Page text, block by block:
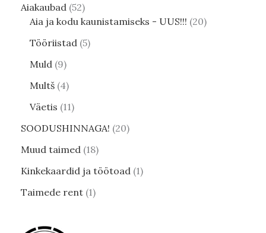
Aiakaubad 52
Aia ja kodu kaunistamiseks - UUS!!! 20
Tööriistad 5
Muld 9
Multš 4
Väetis 11
SOODUSHINNAGA! 20
Muud taimed 18
Kinkekaardid ja töötoad 1
Taimede rent 1